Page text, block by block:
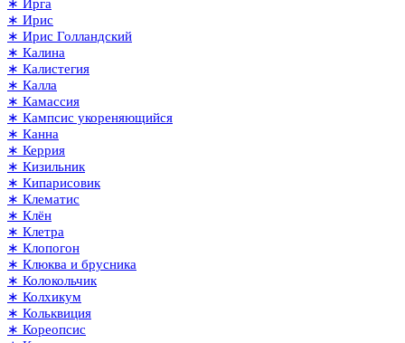
∗ Ирга
∗ Ирис
∗ Ирис Голландский
∗ Калина
∗ Калистегия
∗ Калла
∗ Камассия
∗ Кампсис укореняющийся
∗ Канна
∗ Керрия
∗ Кизильник
∗ Кипарисовик
∗ Клематис
∗ Клён
∗ Клетра
∗ Клопогон
∗ Клюква и брусника
∗ Колокольчик
∗ Колхикум
∗ Кольквиция
∗ Кореопсис